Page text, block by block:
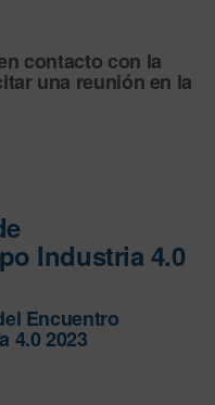
contacto con la
una reunión en la
Industria 4.0
Encuentro
4.0 2023